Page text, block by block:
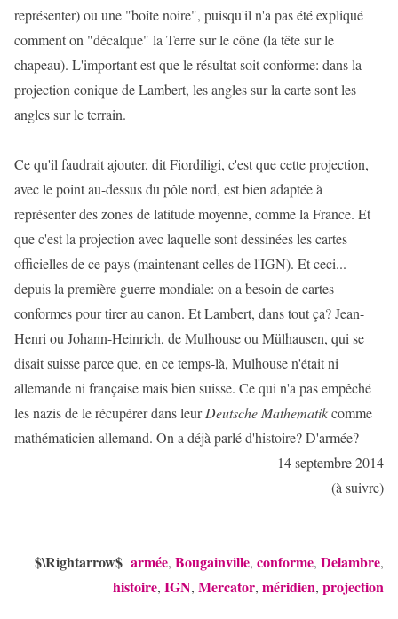
représenter) ou une "boîte noire", puisqu'il n'a pas été expliqué
comment on "décalque" la Terre sur le cône (la tête sur le
chapeau). L'important est que le résultat soit conforme: dans la
projection conique de Lambert, les angles sur la carte sont les
angles sur le terrain.
Ce qu'il faudrait ajouter, dit Fiordiligi, c'est que cette projection,
avec le point au-dessus du pôle nord, est bien adaptée à
représenter des zones de latitude moyenne, comme la France. Et
que c'est la projection avec laquelle sont dessinées les cartes
officielles de ce pays (maintenant celles de l'IGN). Et ceci...
depuis la première guerre mondiale: on a besoin de cartes
conformes pour tirer au canon. Et Lambert, dans tout ça? Jean-
Henri ou Johann-Heinrich, de Mulhouse ou Mülhausen, qui se
disait suisse parce que, en ce temps-là, Mulhouse n'était ni
allemande ni française mais bien suisse. Ce qui n'a pas empêché
les nazis de le récupérer dans leurDeutsche Mathematikcomme
mathématicien allemand. On a déjà parlé d'histoire? D'armée?
14 septembre 2014
(à suivre)
$\Rightarrow$ armée, Bougainville, conforme, Delambre,
histoire, IGN, Mercator, méridien, projection